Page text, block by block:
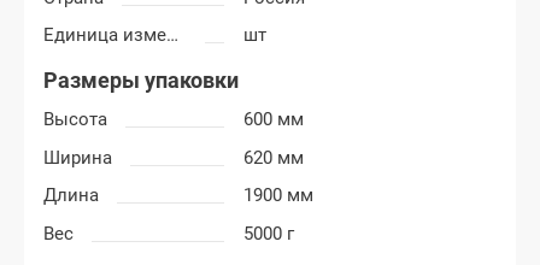
Единица измерения
шт
Размеры упаковки
Высота
600 мм
Ширина
620 мм
Длина
1900 мм
Вес
5000 г